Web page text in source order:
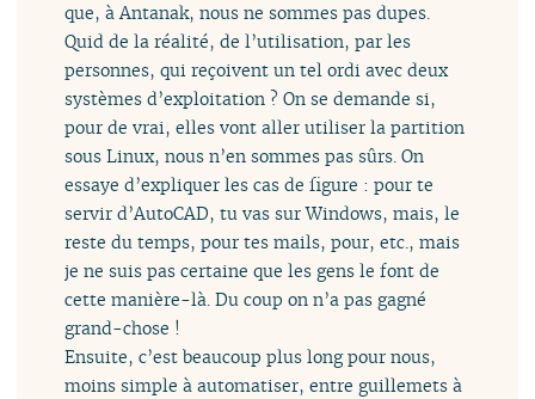
que, à Antanak, nous ne sommes pas dupes.
Quid de la réalité, de l’utilisation, par les
personnes, qui reçoivent un tel ordi avec deux
systèmes d’exploitation ? On se demande si,
pour de vrai, elles vont aller utiliser la partition
sous Linux, nous n’en sommes pas sûrs. On
essaye d’expliquer les cas de figure : pour te
servir d’AutoCAD, tu vas sur Windows, mais, le
reste du temps, pour tes mails, pour, etc., mais
je ne suis pas certaine que les gens le font de
cette manière-là. Du coup on n’a pas gagné
grand-chose !
Ensuite, c’est beaucoup plus long pour nous,
moins simple à automatiser, entre guillemets à